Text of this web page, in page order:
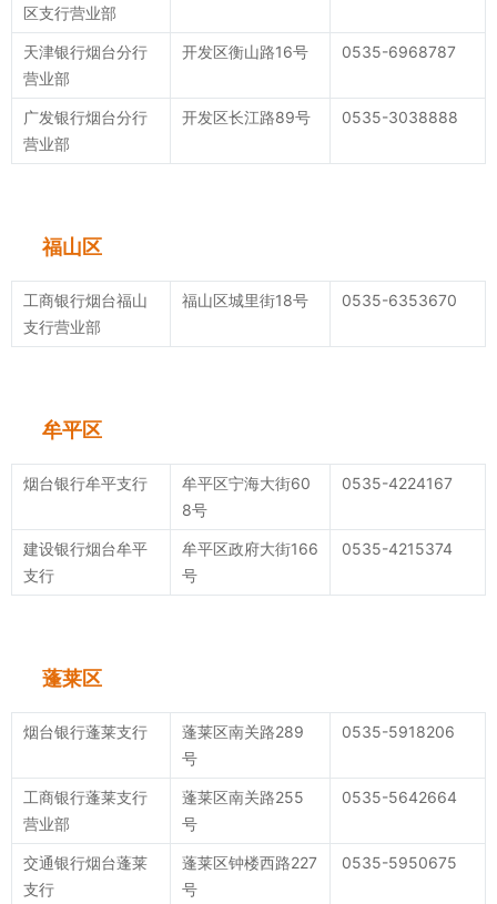
区支行营业部
天津银行烟台分行
营业部
开发区衡山路16号 0535-6968787
广发银行烟台分行
营业部
开发区长江路89号 0535-3038888
福山区
工商银行烟台福山
支行营业部
福山区城里街18号 0535-6353670
牟平区
烟台银行牟平支行
牟平区宁海大街60
8号
0535-4224167
建设银行烟台牟平
支行
牟平区政府大街166
号
0535-4215374
蓬莱区
烟台银行蓬莱支行
蓬莱区南关路289
号
0535-5918206
工商银行蓬莱支行
营业部
蓬莱区南关路255
号
0535-5642664
交通银行烟台蓬莱
支行
蓬莱区钟楼西路227
号
0535-5950675